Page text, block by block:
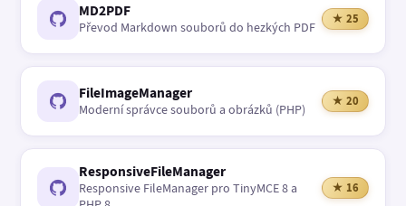
MD2PDF
Převod Markdown souborů do hezkých PDF
★ 25
FileImageManager
Moderní správce souborů a obrázků (PHP)
★ 20
ResponsiveFileManager
Responsive FileManager pro TinyMCE 8 a
★ 16